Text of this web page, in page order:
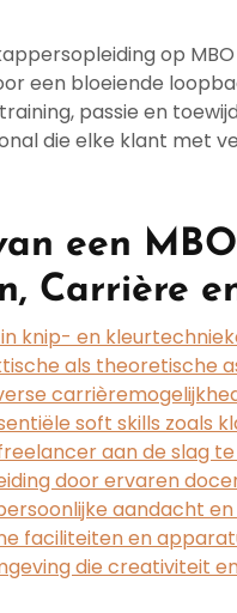
op
een bloeiende
passie en
die elke klant met
een
Carrière
knip- en
als theoretische
soft skills zoals
aan de slag
door ervaren
aandacht
faciliteiten en
die creativiteit